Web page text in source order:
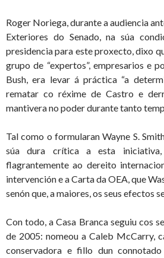
Roger Noriega, durante a audiencia
Exteriores do Senado, na súa
presidencia para este proxecto, dixo
grupo de “expertos”, empresarios e
Bush, era levar á práctica “a
rematar co réxime de Castro e
mantivera no poder durante tanto
Tal como o formularan Wayne S.
súa dura crítica a esta
flagrantemente ao dereito
intervención e a Carta da OEA, que
senón que, a maiores, os seus efectos
Con todo, a Casa Branca seguiu cos
de 2005: nomeou a Caleb McCarry,
conservadora e fillo dun